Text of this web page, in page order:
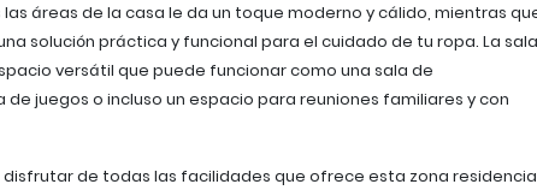
áreas de la casa le da un toque moderno y cálido, mientras
solución práctica y funcional para el cuidado de tu ropa. La sala
versátil que puede funcionar como una sala de
juegos o incluso un espacio para reuniones familiares y con
disfrutar de todas las facilidades que ofrece esta zona